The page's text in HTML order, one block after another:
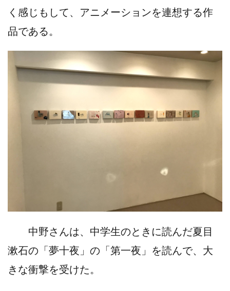
く感じもして、アニメーションを連想する作
品である。
中野さんは、中学生のときに読んだ夏目
漱石の「夢十夜」の「第一夜」を読んで、大
きな衝撃を受けた。